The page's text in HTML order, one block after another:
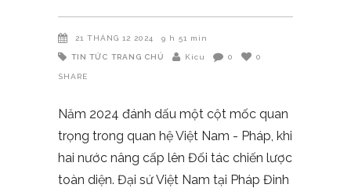
21 THÁNG 12 2024 9 h 51 min
TIN TỨC TRANG CHỦ Kicu 0 0
SHARE
Năm 2024 đánh dấu một cột mốc quan
trọng trong quan hệ Việt Nam - Pháp, khi
hai nước nâng cấp lên Đối tác chiến lược
toàn diện. Đại sứ Việt Nam tại Pháp Đinh